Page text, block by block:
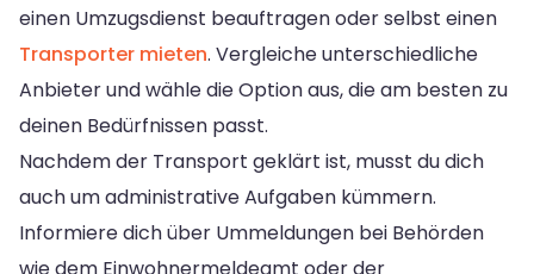
einen Umzugsdienst beauftragen oder selbst einen
Transporter mieten. Vergleiche unterschiedliche
Anbieter und wähle die Option aus, die am besten zu
deinen Bedürfnissen passt.
Nachdem der Transport geklärt ist, musst du dich
auch um administrative Aufgaben kümmern.
Informiere dich über Ummeldungen bei Behörden
wie dem Einwohnermeldeamt oder der